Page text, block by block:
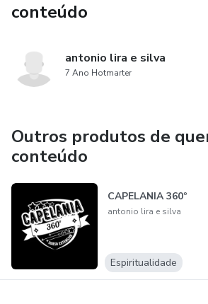
conteúdo
antonio lira e silva
7 Ano Hotmarter
Outros produtos de
conteúdo
CAPELANIA 360º
antonio lira e silva
Espiritualidade